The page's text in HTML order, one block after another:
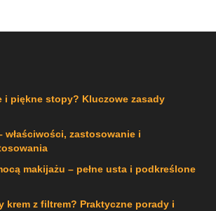
i piękne stopy? Kluczowe zasady
właściwości, zastosowanie i
makijażu – pełne usta i podkreślone
krem z filtrem? Praktyczne porady i